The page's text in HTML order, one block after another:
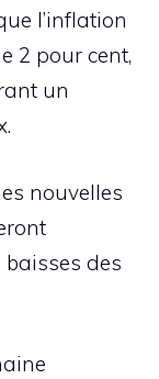
l’inflation
2 pour cent,
un
nouvelles
des